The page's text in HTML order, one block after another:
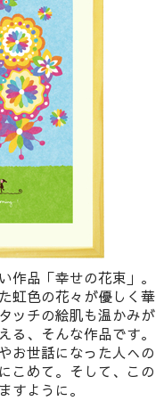
作品「幸せの花束」。
虹色の花々が優しく華
ッチの絵肌も温かみが
る、そんな作品です。
お世話になった人への
こめて。そして、この
すように。